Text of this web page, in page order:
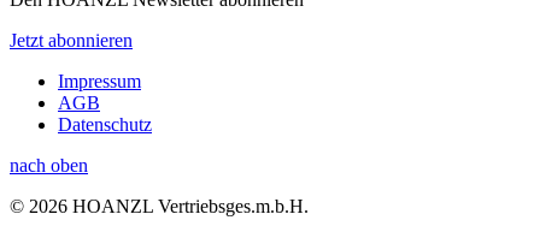
Jetzt abonnieren
Impressum
AGB
Datenschutz
nach oben
© 2026 HOANZL Vertriebsges.m.b.H.